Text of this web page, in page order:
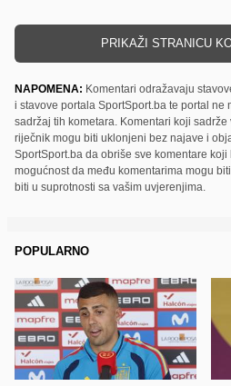
PRIKAŽI STRANICU
NAPOMENA: Komentari odražavaju
i stavove portala SportSport.ba te portal ne
sadržaj tih kometara. Komentari koji
riječnik mogu biti uklonjeni bez najave i
SportSport.ba da obriše sve komentare
mogućnost da među komentarima mogu
biti u suprotnosti sa vašim uvjerenjima.
POPULARNO